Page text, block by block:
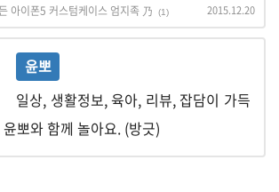
아이폰5 커스텀케이스 엄지족 乃 (1) 2015.12.20
윤뽀
일상, 생활정보, 육아, 리뷰, 잡담이 가득
뽀와 함께 놀아요. (방긋)